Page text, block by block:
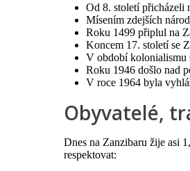
Od 8. století přicházeli
Mísením zdejších
Roku 1499 připlul na
Koncem 17. století se
V období kolonialismu
Roku 1946 došlo nad
V roce 1964 byla
Obyvatelé,
Dnes na Zanzibaru žije asi
respektovat: